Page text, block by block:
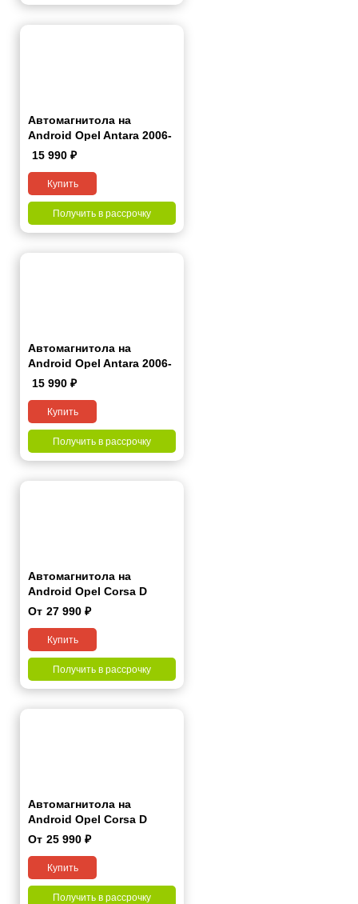
Автомагнитола на
Android Opel Antara 2006-
2015 7 дюймов
15 990 ₽
Купить
Получить в рассрочку
Автомагнитола на
Android Opel Antara 2006-
2015 9 дюймов
15 990 ₽
Купить
Получить в рассрочку
Автомагнитола на
Android Opel Corsa D
2006-2015 7 дюймов
От 27 990 ₽
Купить
Получить в рассрочку
Автомагнитола на
Android Opel Corsa D
2006-2015 9 дюймов
От 25 990 ₽
Купить
Получить в рассрочку